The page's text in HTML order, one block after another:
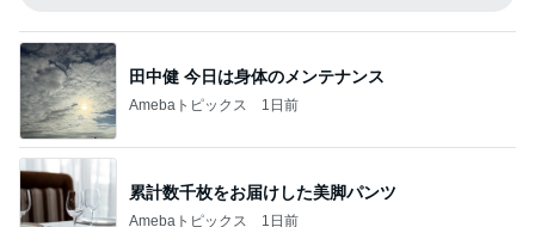
田中健 今日は身体のメンテナンス
Amebaトピックス 1日前
累計数千枚をお届けした美脚パンツ
Amebaトピックス 1日前